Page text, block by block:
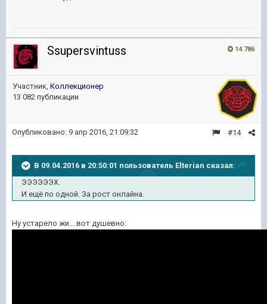
14 786
Ssupersvintuss
Участник, Коллекционер
13 082 публикации
#14
Опубликовано: 9 апр 2016, 21:09:32
В 09.04.2016 в 20:50:01 пользователь Elterian сказал:
ЭЭЭЭЭЭХ.
И ещё по одной. За рост онлайна.
Ну устарело жи... вот душевно: